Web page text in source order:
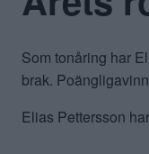
Som tonåring har
brak.
Elias Pettersson